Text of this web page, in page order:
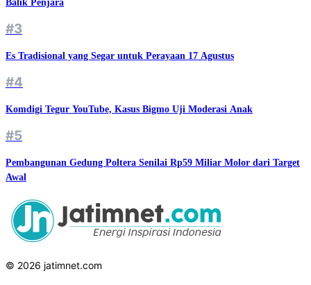
Balik Penjara
#3
Es Tradisional yang Segar untuk Perayaan 17 Agustus
#4
Komdigi Tegur YouTube, Kasus Bigmo Uji Moderasi Anak
#5
Pembangunan Gedung Poltera Senilai Rp59 Miliar Molor dari Target
Awal
© 2026 jatimnet.com